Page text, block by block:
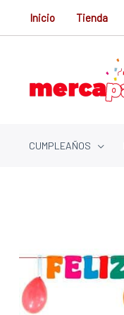
Inicio Tienda
CUMPLEAÑOS